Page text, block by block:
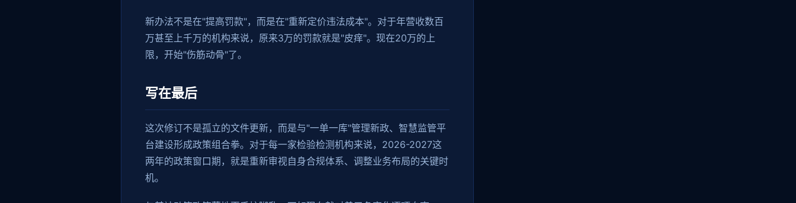
新办法不是在"提高罚款"，而是在"重新定价违法成本"。对于年营收数百
万甚至上千万的机构来说，原来3万的罚款就是"皮痒"。现在20万的上
限，开始"伤筋动骨"了。
写在最后
这次修订不是孤立的文件更新，而是与"一单一库"管理新政、智慧监管平
台建设形成政策组合拳。对于每一家检验检测机构来说，2026-2027这
两年的政策窗口期，就是重新审视自身合规体系、调整业务布局的关键时
机。